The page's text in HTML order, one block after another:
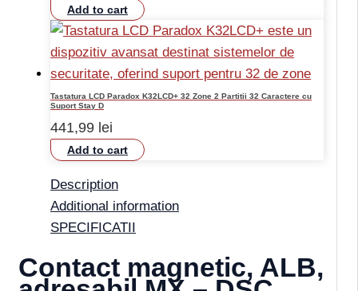
Add to cart
Tastatura LCD Paradox K32LCD+ 32 Zone 2 Partitii 32 Caractere cu
Suport Stay D
441,99 lei
Add to cart
Description
Additional information
SPECIFICATII
Contact magnetic, ALB,